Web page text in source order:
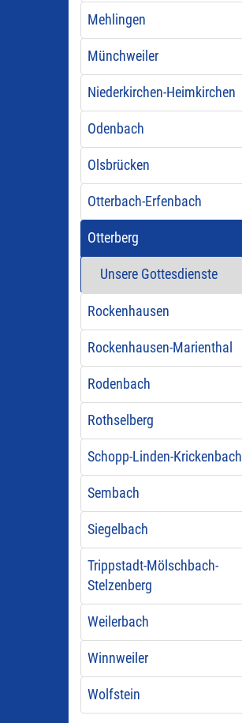
Mehlingen
Münchweiler
Niederkirchen-Heimkirchen
Odenbach
Olsbrücken
Otterbach-Erfenbach
Otterberg
Unsere Gottesdienste
Rockenhausen
Rockenhausen-Marienthal
Rodenbach
Rothselberg
Schopp-Linden-Krickenbach
Sembach
Siegelbach
Trippstadt-Mölschbach-
Stelzenberg
Weilerbach
Winnweiler
Wolfstein